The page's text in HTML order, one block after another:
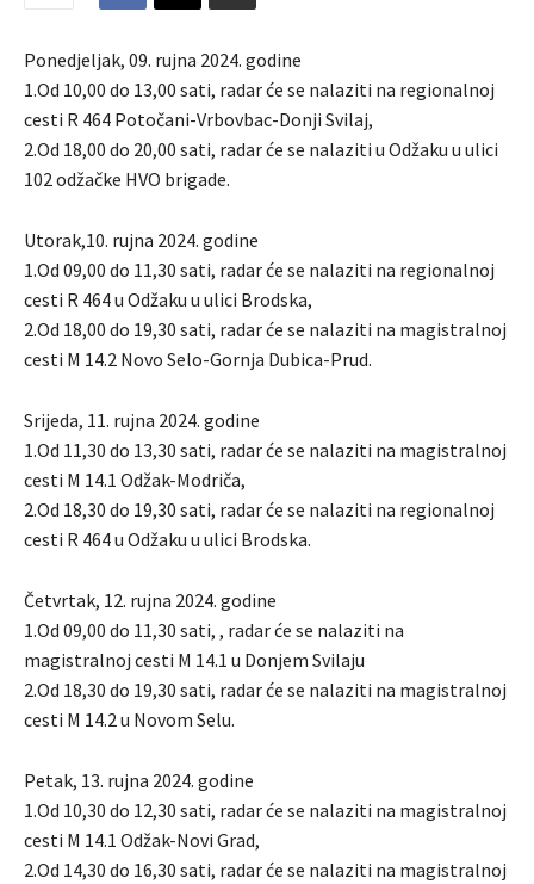
Ponedjeljak, 09. rujna 2024. godine
1.Od 10,00 do 13,00 sati, radar će se nalaziti na regionalnoj
cesti R 464 Potočani-Vrbovbac-Donji Svilaj,
2.Od 18,00 do 20,00 sati, radar će se nalaziti u Odžaku u ulici
102 odžačke HVO brigade.
Utorak,10. rujna 2024. godine
1.Od 09,00 do 11,30 sati, radar će se nalaziti na regionalnoj
cesti R 464 u Odžaku u ulici Brodska,
2.Od 18,00 do 19,30 sati, radar će se nalaziti na magistralnoj
cesti M 14.2 Novo Selo-Gornja Dubica-Prud.
Srijeda, 11. rujna 2024. godine
1.Od 11,30 do 13,30 sati, radar će se nalaziti na magistralnoj
cesti M 14.1 Odžak-Modriča,
2.Od 18,30 do 19,30 sati, radar će se nalaziti na regionalnoj
cesti R 464 u Odžaku u ulici Brodska.
Četvrtak, 12. rujna 2024. godine
1.Od 09,00 do 11,30 sati, , radar će se nalaziti na
magistralnoj cesti M 14.1 u Donjem Svilaju
2.Od 18,30 do 19,30 sati, radar će se nalaziti na magistralnoj
cesti M 14.2 u Novom Selu.
Petak, 13. rujna 2024. godine
1.Od 10,30 do 12,30 sati, radar će se nalaziti na magistralnoj
cesti M 14.1 Odžak-Novi Grad,
2.Od 14,30 do 16,30 sati, radar će se nalaziti na magistralnoj